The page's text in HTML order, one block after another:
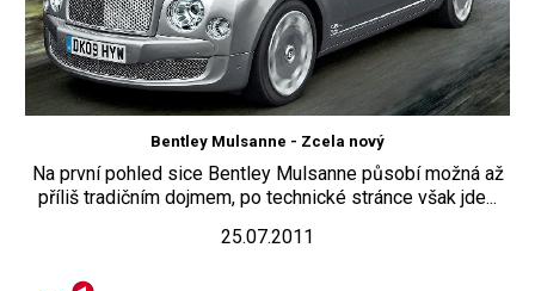
Bentley Mulsanne - Zcela nový
Na první pohled sice Bentley Mulsanne působí možná až
příliš tradičním dojmem, po technické stránce však jde...
25.07.2011